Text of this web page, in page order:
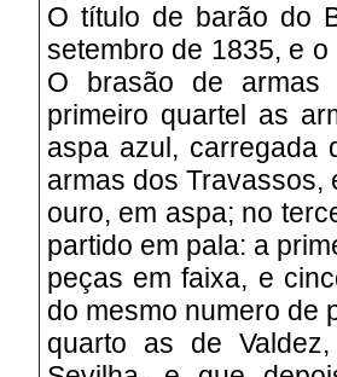
O título de barão do
setembro de 1835, e
O brasão de armas
primeiro quartel as
aspa azul, carregada
armas dos Travassos,
ouro, em aspa; no
partido em pala: a
peças em faixa, e
do mesmo numero de
quarto as de